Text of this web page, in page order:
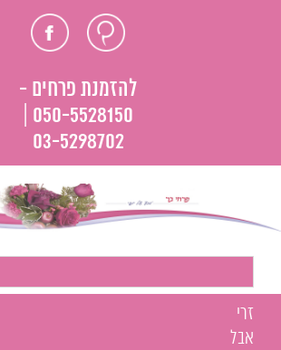
חוות פייסבוק
להזמנת פרחים -
050-5528150 |
03-5298702
זרי
אבל